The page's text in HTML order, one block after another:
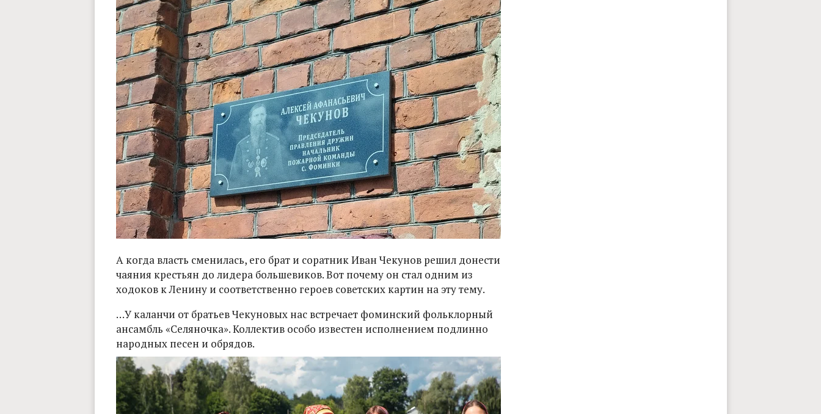
А когда власть сменилась, его брат и соратник Иван Чекунов решил донести
чаяния крестьян до лидера большевиков. Вот почему он стал одним из
ходоков к Ленину и соответственно героев советских картин на эту тему.
…У каланчи от братьев Чекуновых нас встречает фоминский фольклорный
ансамбль «Селяночка». Коллектив особо известен исполнением подлинно
народных песен и обрядов.